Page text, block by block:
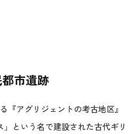
市遺跡
『アグリジェントの考古地区』
という名で建設された古代ギリ